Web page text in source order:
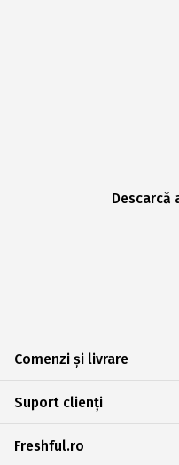
Descarcă
Comenzi și livrare
Suport clienți
Freshful.ro